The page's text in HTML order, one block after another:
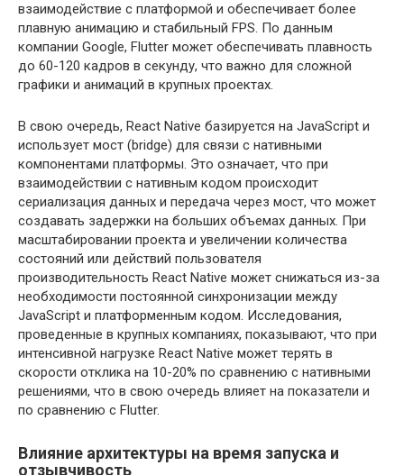
взаимодействие с платформой и обеспечивает более
плавную анимацию и стабильный FPS. По данным
компании Google, Flutter может обеспечивать плавность
до 60-120 кадров в секунду, что важно для сложной
графики и анимаций в крупных проектах.
В свою очередь, React Native базируется на JavaScript и
использует мост (bridge) для связи с нативными
компонентами платформы. Это означает, что при
взаимодействии с нативным кодом происходит
сериализация данных и передача через мост, что может
создавать задержки на больших объемах данных. При
масштабировании проекта и увеличении количества
состояний или действий пользователя
производительность React Native может снижаться из-за
необходимости постоянной синхронизации между
JavaScript и платформенным кодом. Исследования,
проведенные в крупных компаниях, показывают, что при
интенсивной нагрузке React Native может терять в
скорости отклика на 10-20% по сравнению с нативными
решениями, что в свою очередь влияет на показатели и
по сравнению с Flutter.
Влияние архитектуры на время запуска и
отзывчивость